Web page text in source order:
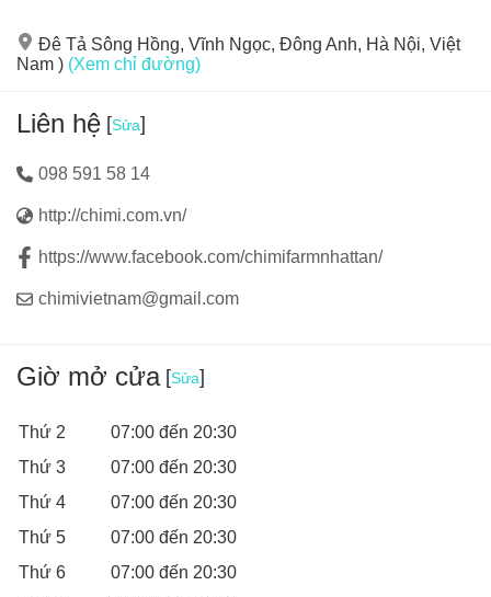
việc tự tay thu hoạch dâu còn giúp bé yêu thiên nhiên và
trân trọng thành quả lao động.
Đê Tả Sông Hồng, Vĩnh Ngọc, Đông Anh, Hà Nội, Việt
Nam ) (Xem chỉ đường)
Liên hệ [Sửa]
098 591 58 14
http://chimi.com.vn/
https://www.facebook.com/chimifarmnhattan/
chimivietnam@gmail.com
Giờ mở cửa [Sửa]
Thứ 2
07:00 đến 20:30
Thứ 3
07:00 đến 20:30
Thứ 4
07:00 đến 20:30
Thứ 5
07:00 đến 20:30
Thứ 6
07:00 đến 20:30